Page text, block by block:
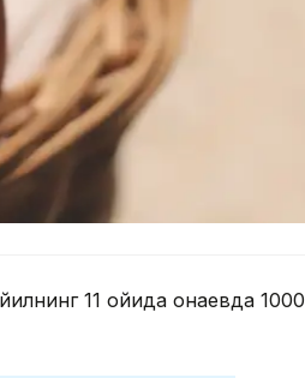
11 ойида Қонаевда 1000